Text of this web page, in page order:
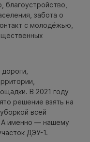
забота о
с молодёжью,
В 2021 году
решение взять на
всей
А именно — нашему
ДЭУ-1.